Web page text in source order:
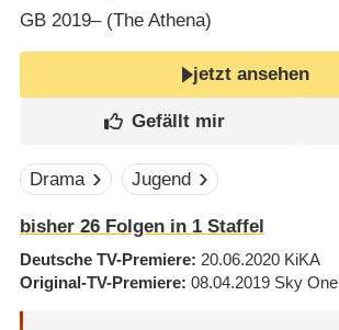
GB2019– (The Athena)
jetzt ansehen
Drama Jugend
bisher 26Folgen in 1Staffel
Deutsche TV-Premiere 20.06.2020 KiKA
Original-TV-Premiere 08.04.2019 Sky One